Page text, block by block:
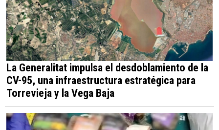
La Generalitat impulsa el desdoblamiento de la
CV-95, una infraestructura estratégica para
Torrevieja y la Vega Baja